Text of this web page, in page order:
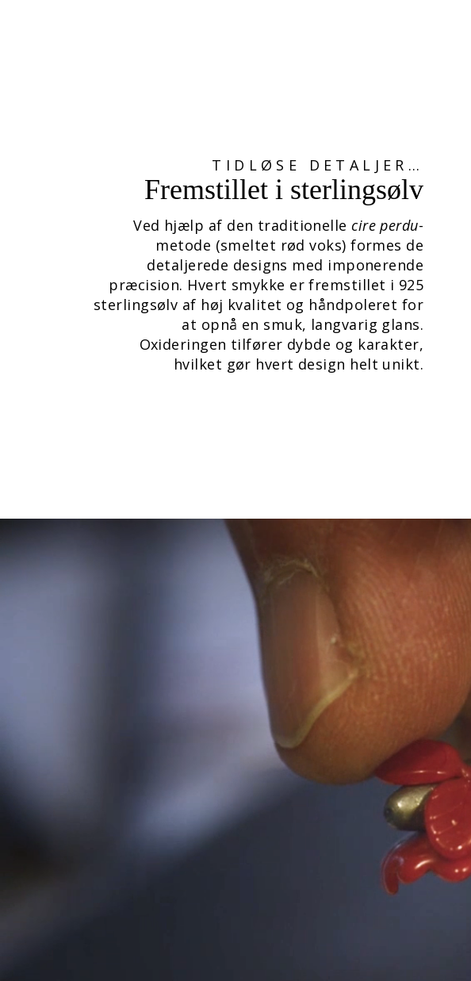
TIDLØSE DETALJER…
Fremstillet i sterlingsølv
Ved hjælp af den traditionellecire perdu-
metode (smeltet rød voks) formes de
detaljerede designs med imponerende
præcision. Hvert smykke er fremstillet i 925
sterlingsølv af høj kvalitet og håndpoleret for
at opnå en smuk, langvarig glans.
Oxideringen tilfører dybde og karakter,
hvilket gør hvert design helt unikt.